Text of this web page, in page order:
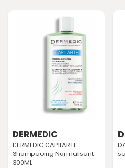
DERMEDIC
DERMEDIC CAPILARTE
Shampooing Normalisant
300ML